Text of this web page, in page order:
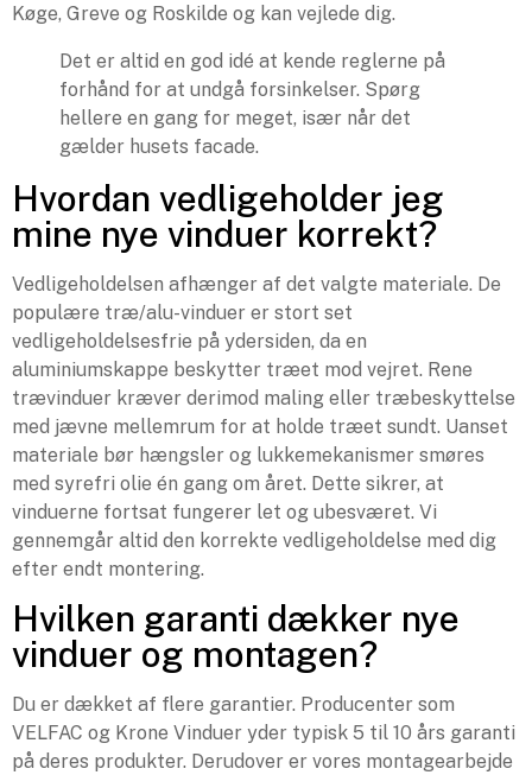
Køge, Greve og Roskilde og kan vejlede dig.
Det er altid en god idé at kende reglerne på
forhånd for at undgå forsinkelser. Spørg
hellere en gang for meget, især når det
gælder husets facade.
Hvordan vedligeholder jeg
mine nye vinduer korrekt?
Vedligeholdelsen afhænger af det valgte materiale. De
populære træ/alu-vinduer er stort set
vedligeholdelsesfrie på ydersiden, da en
aluminiumskappe beskytter træet mod vejret. Rene
trævinduer kræver derimod maling eller træbeskyttelse
med jævne mellemrum for at holde træet sundt. Uanset
materiale bør hængsler og lukkemekanismer smøres
med syrefri olie én gang om året. Dette sikrer, at
vinduerne fortsat fungerer let og ubesværet. Vi
gennemgår altid den korrekte vedligeholdelse med dig
efter endt montering.
Hvilken garanti dækker nye
vinduer og montagen?
Du er dækket af flere garantier. Producenter som
VELFAC og Krone Vinduer yder typisk 5 til 10 års garanti
på deres produkter. Derudover er vores montagearbejde